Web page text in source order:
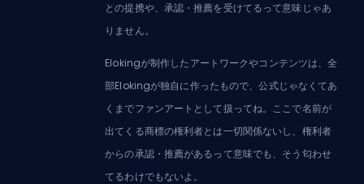
との提携や、承認・推薦を受けてるって意味じゃあ
りません。
Elokingが制作したアートワークやコンテンツは、全
部Elokingが独自に作ったもので、公式じゃなくてあ
くまでファンアートとして扱ってね。ここで名前が
出てくる商標の権利者とは一切関係ないし、権利者
からの承認・推薦があるって意味でも、そう匂わせ
てるわけでもないよ。